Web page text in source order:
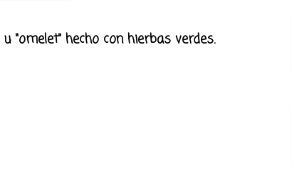
"omelet" hecho con hierbas verdes.